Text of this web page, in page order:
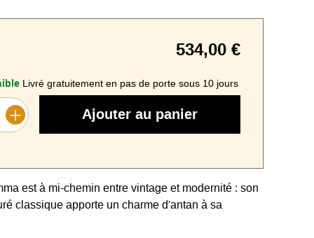
534,00 €
Livré gratuitement en pas de porte sous 10 jours
Ajouter au panier
est à mi-chemin entre vintage et modernité : son
classique apporte un charme d'antan à sa